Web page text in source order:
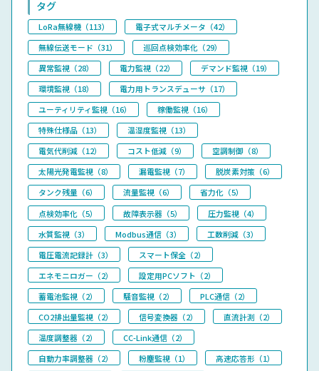
タグ
LoRa無線機（113）
電子式マルチメータ（42）
無線伝送モード（31）
巡回点検効率化（29）
異常監視（28）
電力監視（22）
デマンド監視（19）
環境監視（18）
電力用トランスデューサ（17）
ユーティリティ監視（16）
稼働監視（16）
特殊仕様品（13）
温湿度監視（13）
電気代削減（12）
コスト低減（9）
空調制御（8）
太陽光発電監視（8）
漏電監視（7）
脱炭素対策（6）
タンク残量（6）
流量監視（6）
省力化（5）
点検効率化（5）
故障表示器（5）
圧力監視（4）
水質監視（3）
Modbus通信（3）
工数削減（3）
電圧電流記録計（3）
スマート保全（2）
エネモニロガー（2）
設定用PCソフト（2）
蓄電池監視（2）
騒音監視（2）
PLC通信（2）
CO2排出量監視（2）
信号変換器（2）
直流計測（2）
温度調整器（2）
CC-Link通信（2）
自動力率調整器（2）
粉塵監視（1）
高速応答形（1）